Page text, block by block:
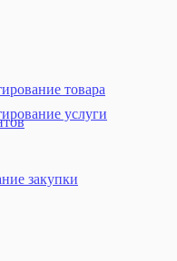
товара
услуги
закупки